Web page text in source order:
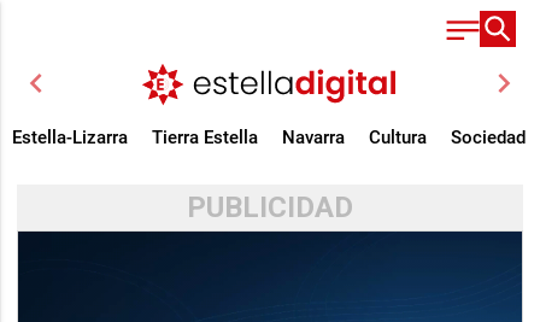
chevron_left chevron_right
Estella-Lizarra Tierra Estella Navarra Cultura Sociedad
PUBLICIDAD